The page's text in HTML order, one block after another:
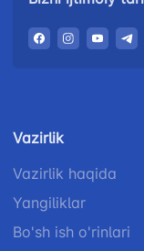
Vazirlik
Vazirlik haqida
Yangiliklar
Bo'sh ish o'rinlari